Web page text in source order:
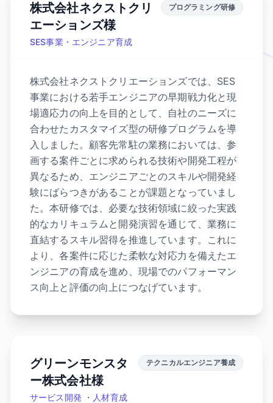
株式会社ネクストクリ
エーションズ様
SES事業・エンジニア育成
プログラミング研修
株式会社ネクストクリエーションズでは、SES
事業における若手エンジニアの早期戦力化と現
場適応力の向上を目的として、自社のニーズに
合わせたカスタマイズ型の研修プログラムを導
入しました。顧客先常駐の業務においては、参
画する案件ごとに求められる技術や開発工程が
異なるため、エンジニアごとのスキルや開発経
験にばらつきがあることが課題となっていまし
た。本研修では、必要な技術領域に絞った実践
的なカリキュラムと開発演習を通じて、業務に
直結するスキル習得を推進しています。これに
より、各案件に応じた柔軟な対応力を備えたエ
ンジニアの育成を進め、現場でのパフォーマン
ス向上と評価の向上につなげています。
グリーンモンスタ
ー株式会社様
サービス開発 ・人材育成
テクニカルエンジニア養成